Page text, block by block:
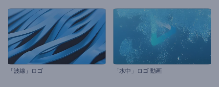
「波線」ロゴ 「水中」ロゴ 動画